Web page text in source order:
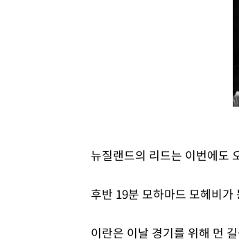
뉴질랜드의 리드는 이번에도
후반 19분 모하마드 모헤비
이란은 이날 경기를 위해 먼